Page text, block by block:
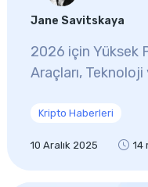
Jane Savitskaya
2026 için Yüksek
Araçları,
Kripto Haberleri
10 Aralık 2025 14